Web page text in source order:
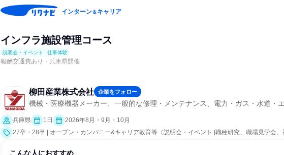
インターン＆キャリア
インフラ施設管理コース
説明会・イベント 仕事体験
報酬交通費あり・兵庫県開催
柳田産業株式会社 企業をフォロー
機械・医療機器メーカー、一般的な修理・メンテナンス、電力・ガス・水道・
兵庫県 1日
2026年8月・9月・10月
27卒・28卒 | オープン・カンパニー&キャリア教育等（説明会・イベント [職種研究、職場見学会
こんな人におすすめ